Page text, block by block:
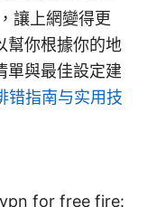
讓上網變得更
幫你根據你的地
單與最佳設定建
错指南与实用技
for free fire: